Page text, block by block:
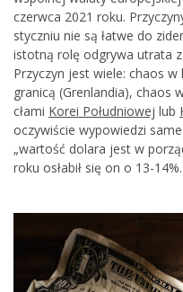
czerwca 2021 roku.
styczniu nie są łatwe do
istotną rolę odgrywa utrata
Przyczyn jest wiele: chaos
granicą (Grenlandia), chaos
cłami Korei Południowej lub
oczywiście wypowiedzi
„wartość dolara jest w
roku osłabił się on o 13-14%.